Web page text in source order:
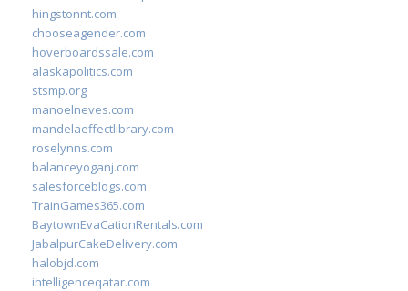
hingstonnt.com
chooseagender.com
hoverboardssale.com
alaskapolitics.com
stsmp.org
manoelneves.com
mandelaeffectlibrary.com
roselynns.com
balanceyoganj.com
salesforceblogs.com
TrainGames365.com
BaytownEvaCationRentals.com
JabalpurCakeDelivery.com
halobjd.com
intelligenceqatar.com